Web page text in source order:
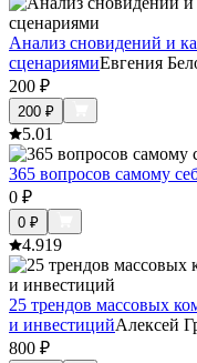
Анализ сновидений и
сценариямиЕвгения
200 ₽
200 ₽
5.01
365 вопросов самому
0 ₽
0 ₽
4.919
25 трендов массовых
и инвестицийАлексей
800 ₽